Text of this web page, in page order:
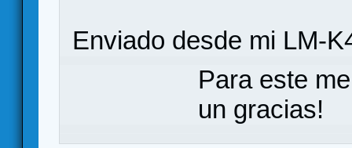
Enviado desde mi LM-
Para este
un gracias!